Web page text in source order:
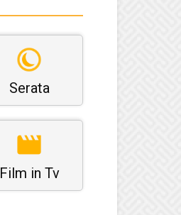
Serata
Film in Tv